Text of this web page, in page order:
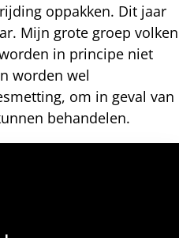
oppakken. Dit jaar
Mijn grote groep volken
in principe niet
worden wel
om in geval van
behandelen.